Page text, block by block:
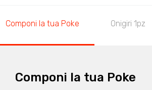
Componi la tua Poke Onigiri 1pz
Componi la tua Poke